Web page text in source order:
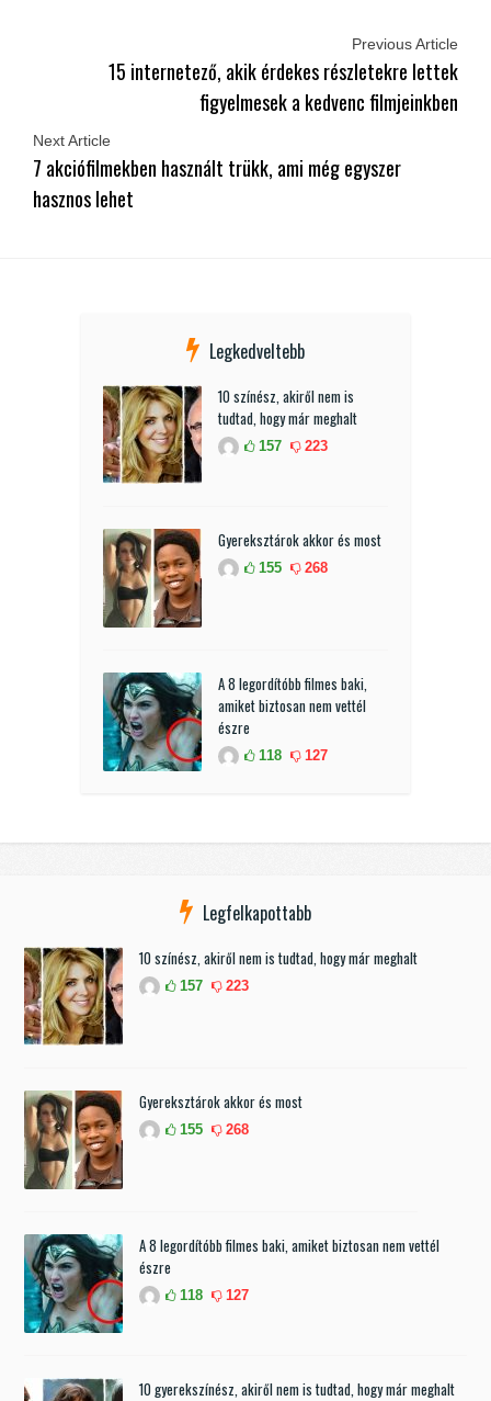
Previous Article
15 internetező, akik érdekes részletekre lettek
figyelmesek a kedvenc filmjeinkben
Next Article
7 akciófilmekben használt trükk, ami még egyszer
hasznos lehet
Legkedveltebb
10 színész, akiről nem is
tudtad, hogy már meghalt
157 223
Gyereksztárok akkor és most
155 268
A 8 legordítóbb filmes baki,
amiket biztosan nem vettél
észre
118 127
Legfelkapottabb
10 színész, akiről nem is tudtad, hogy már meghalt
157 223
Gyereksztárok akkor és most
155 268
A 8 legordítóbb filmes baki, amiket biztosan nem vettél
észre
118 127
10 gyerekszínész, akiről nem is tudtad, hogy már meghalt